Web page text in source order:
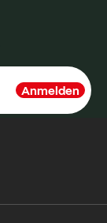
Anmelden